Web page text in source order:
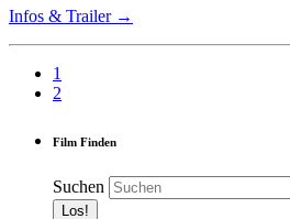
Infos & Trailer →
1
2
Film Finden
Suchen